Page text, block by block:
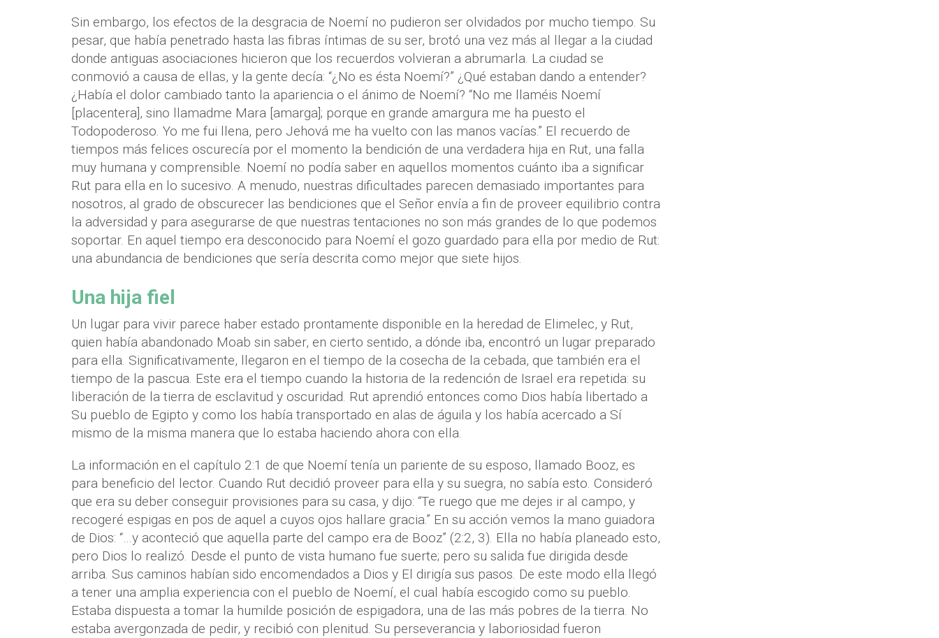
Sin embargo, los efectos de la desgracia de Noemí no pudieron ser olvidados por mucho tiempo. Su
pesar, que había penetrado hasta las fibras íntimas de su ser, brotó una vez más al llegar a la ciudad
donde antiguas asociaciones hicieron que los recuerdos volvieran a abrumarla. La ciudad se
conmovió a causa de ellas, y la gente decía: “¿No es ésta Noemí?” ¿Qué estaban dando a entender?
¿Había el dolor cambiado tanto la apariencia o el ánimo de Noemí? “No me llaméis Noemí
[placentera], sino llamadme Mara [amarga]; porque en grande amargura me ha puesto el
Todopoderoso. Yo me fui llena, pero Jehová me ha vuelto con las manos vacías.” El recuerdo de
tiempos más felices oscurecía por el momento la bendición de una verdadera hija en Rut, una falla
muy humana y comprensible. Noemí no podía saber en aquellos momentos cuánto iba a significar
Rut para ella en lo sucesivo. A menudo, nuestras dificultades parecen demasiado importantes para
nosotros, al grado de obscurecer las bendiciones que el Señor envía a fin de proveer equilibrio contra
la adversidad y para asegurarse de que nuestras tentaciones no son más grandes de lo que podemos
soportar. En aquel tiempo era desconocido para Noemí el gozo guardado para ella por medio de Rut:
una abundancia de bendiciones que sería descrita como mejor que siete hijos.
Una hija fiel
Un lugar para vivir parece haber estado prontamente disponible en la heredad de Elimelec, y Rut,
quien había abandonado Moab sin saber, en cierto sentido, a dónde iba, encontró un lugar preparado
para ella. Significativamente, llegaron en el tiempo de la cosecha de la cebada, que también era el
tiempo de la pascua. Este era el tiempo cuando la historia de la redención de Israel era repetida: su
liberación de la tierra de esclavitud y oscuridad. Rut aprendió entonces como Dios había libertado a
Su pueblo de Egipto y como los había transportado en alas de águila y los había acercado a Sí
mismo de la misma manera que lo estaba haciendo ahora con ella.
La información en el capítulo 2:1 de que Noemí tenía un pariente de su esposo, llamado Booz, es
para beneficio del lector. Cuando Rut decidió proveer para ella y su suegra, no sabía esto. Consideró
que era su deber conseguir provisiones para su casa, y dijo: “Te ruego que me dejes ir al campo, y
recogeré espigas en pos de aquel a cuyos ojos hallare gracia.” En su acción vemos la mano guiadora
de Dios: “…y aconteció que aquella parte del campo era de Booz” (2:2, 3). Ella no había planeado esto,
pero Dios lo realizó. Desde el punto de vista humano fue suerte; pero su salida fue dirigida desde
arriba. Sus caminos habían sido encomendados a Dios y El dirigía sus pasos. De este modo ella llegó
a tener una amplia experiencia con el pueblo de Noemí, el cual había escogido como su pueblo.
Estaba dispuesta a tomar la humilde posición de espigadora, una de las más pobres de la tierra. No
estaba avergonzada de pedir, y recibió con plenitud. Su perseverancia y laboriosidad fueron